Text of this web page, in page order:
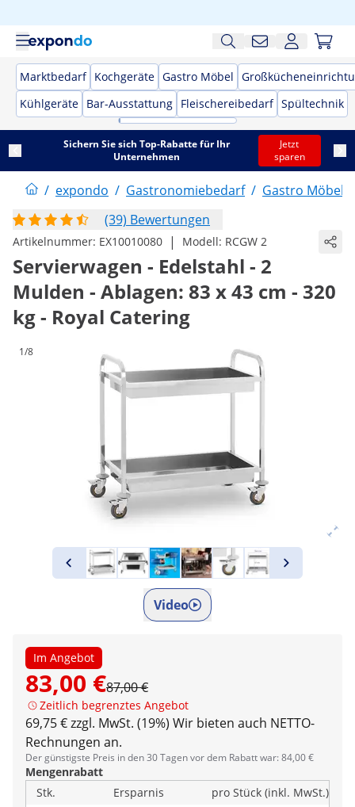
Marktbedarf Kochgeräte Gastro Möbel
Kühlgeräte Bar-Ausstattung Fleischereibedarf Spültechnik
Sichern Sie sich Top-Rabatte für Ihr
Unternehmen
Jetzt
sparen
/ expondo / Gastronomiebedarf / Gastro Möbel
(39) Bewertungen
Artikelnummer: EX10010080 | Modell: RCGW 2
Servierwagen - Edelstahl - 2
Mulden - Ablagen: 83 x 43 cm - 320
kg - Royal Catering
1/8
Video
Im Angebot
83,00 €87,00 €
Zeitlich begrenztes Angebot
69,75 € zzgl. MwSt. (19%) Wir bieten auch NETTO-
Rechnungen an.
Der günstigste Preis in den 30 Tagen vor dem Rabatt war: 84,00 €
Mengenrabatt
Stk.
Ersparnis
pro Stück (inkl. MwSt.)